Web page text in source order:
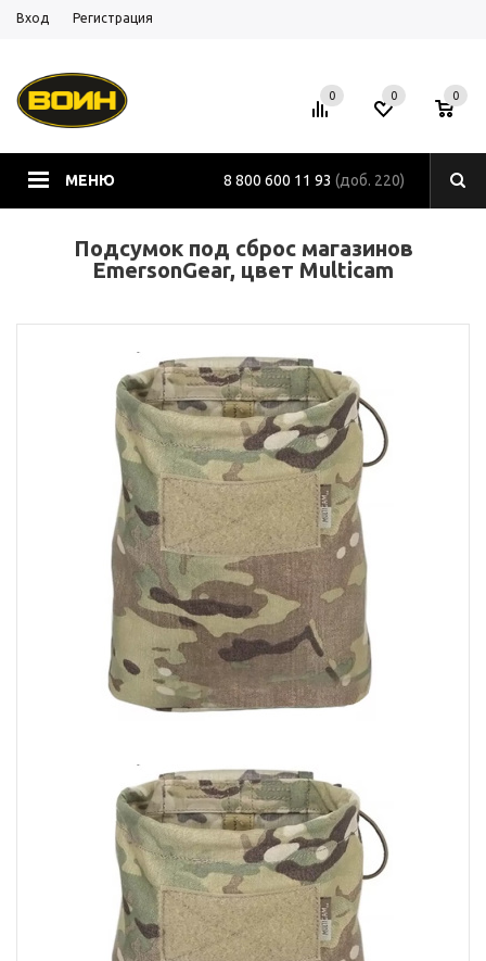
Вход Регистрация
МЕНЮ 8 800 600 11 93 (доб. 220)
0 0 0
Подсумок под сброс магазинов
EmersonGear, цвет Multicam